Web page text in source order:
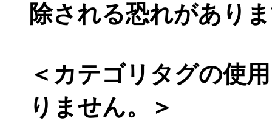
除される恐れがあり
＜カテゴリタグの使
りません。＞